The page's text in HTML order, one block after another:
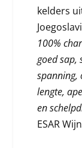
kelders
100%
goed sap,
spanning,
lengte,
en
ESAR